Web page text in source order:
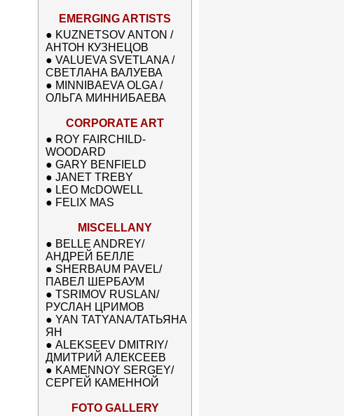
EMERGING ARTISTS
● KUZNETSOV ANTON /
АНТОН КУЗНЕЦОВ
● VALUEVA SVETLANA /
СВЕТЛАНА ВАЛУЕВА
● MINNIBAEVA OLGA /
ОЛЬГА МИННИБАЕВА
CORPORATE ART
● ROY FAIRCHILD-
WOODARD
● GARY BENFIELD
● JANET TREBY
● LEO McDOWELL
● FELIX MAS
MISCELLANY
● BELLE ANDREY/
АНДРЕЙ БЕЛЛЕ
● SHERBAUM PAVEL/
ПАВЕЛ ШЕРБАУМ
● TSRIMOV RUSLAN/
РУСЛАН ЦРИМОВ
● YAN TATYANA/ТАТЬЯНА
ЯН
● ALEKSEEV DMITRIY/
ДМИТРИЙ АЛЕКСЕЕВ
● KAMENNOY SERGEY/
СЕРГЕЙ КАМЕННОЙ
FOTO GALLERY